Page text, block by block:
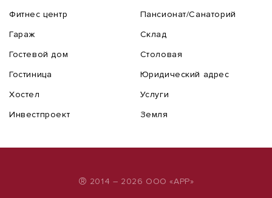
Фитнес центр
Гараж
Гостевой дом
Гостиница
Хостел
Инвестпроект
Пансионат/Санаторий
Склад
Столовая
Юридический адрес
Услуги
Земля
® 2014 – 2026 ООО «АРР»